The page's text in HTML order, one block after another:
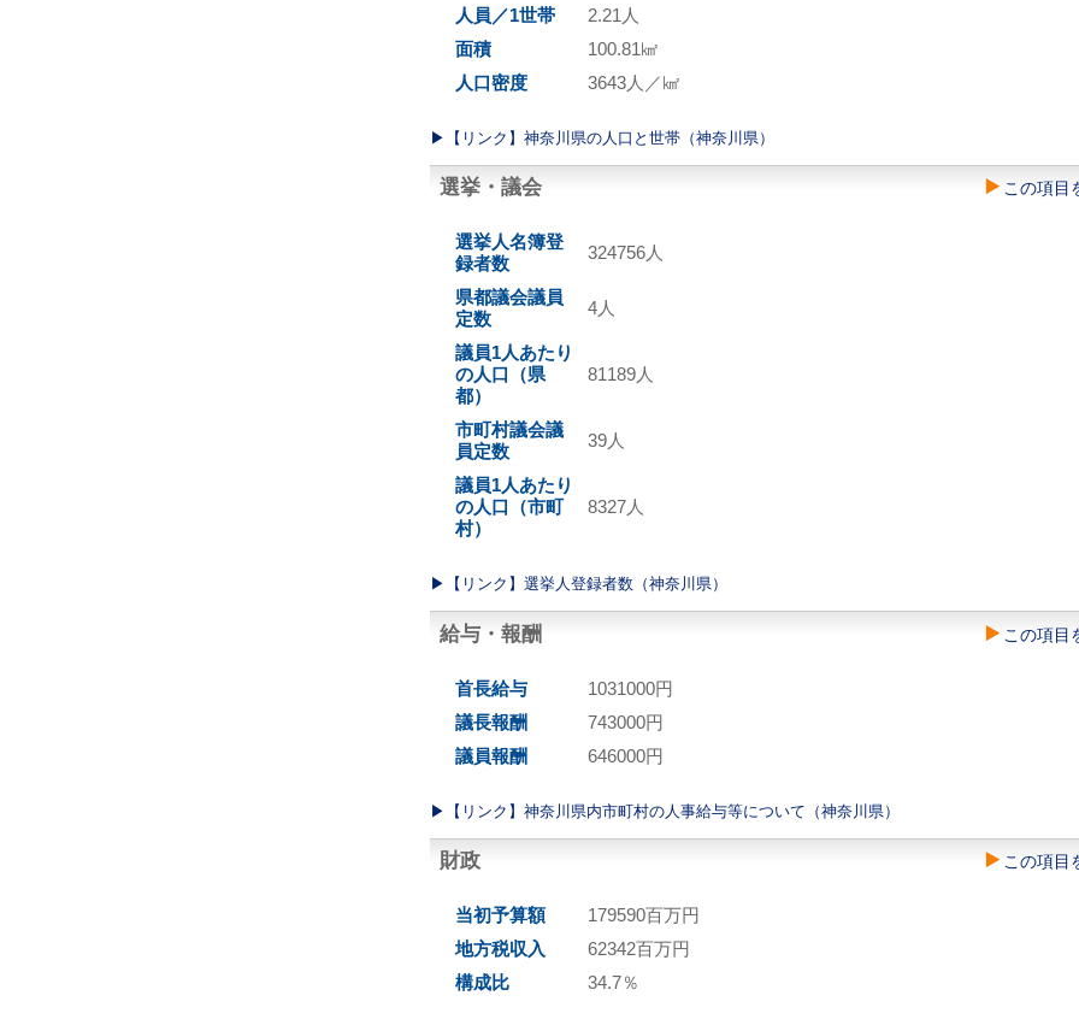
人員／1世帯
2.21人
面積
100.81㎢
人口密度
3643人／㎢
▶︎【リンク】神奈川県の人口と世帯（神奈川県）
選挙・議会 この項目
選挙人名簿登
録者数
324756人
県都議会議員
定数
4人
議員1人あたり
の人口（県
都）
81189人
市町村議会議
員定数
39人
議員1人あたり
の人口（市町
村）
8327人
▶︎【リンク】選挙人登録者数（神奈川県）
給与・報酬 この項目
首長給与
1031000円
議長報酬
743000円
議員報酬
646000円
▶︎【リンク】神奈川県内市町村の人事給与等について（神奈川県）
財政 この項目
当初予算額
179590百万円
地方税収入
62342百万円
構成比
34.7％